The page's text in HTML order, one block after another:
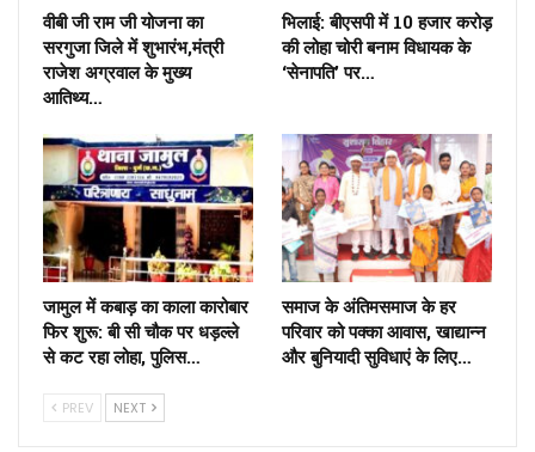
वीबी जी राम जी योजना का
सरगुजा जिले में शुभारंभ,मंत्री
राजेश अग्रवाल के मुख्य
आतिथ्य…
भिलाई: बीएसपी में 10 हजार करोड़
की लोहा चोरी बनाम विधायक के
‘सेनापति’ पर…
जामुल में कबाड़ का काला कारोबार
फिर शुरू: बी सी चौक पर धड़ल्ले
से कट रहा लोहा, पुलिस…
समाज के अंतिमसमाज के हर
परिवार को पक्का आवास, खाद्यान्न
और बुनियादी सुविधाएं के लिए…
PREV NEXT